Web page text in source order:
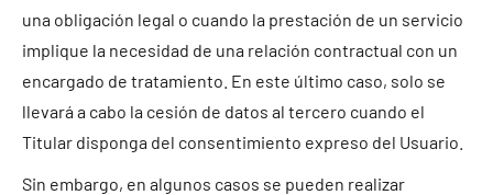
una obligación legal o cuando la prestación de un servicio
implique la necesidad de una relación contractual con un
encargado de tratamiento. En este último caso, solo se
llevará a cabo la cesión de datos al tercero cuando el
Titular disponga del consentimiento expreso del Usuario.
Sin embargo, en algunos casos se pueden realizar